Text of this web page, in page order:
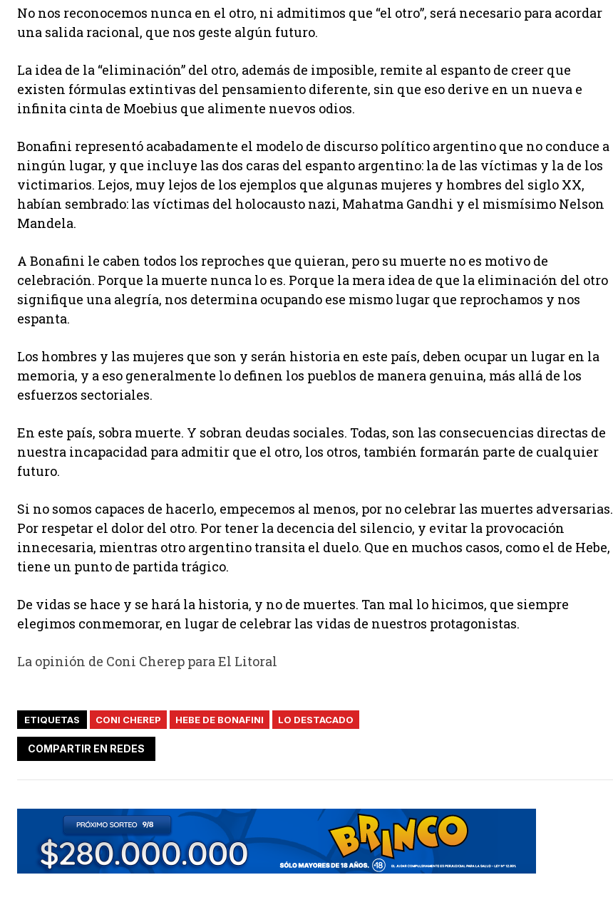
No nos reconocemos nunca en el otro, ni admitimos que “el otro”, será necesario para acordar
una salida racional, que nos geste algún futuro.
La idea de la “eliminación” del otro, además de imposible, remite al espanto de creer que
existen fórmulas extintivas del pensamiento diferente, sin que eso derive en un nueva e
infinita cinta de Moebius que alimente nuevos odios.
Bonafini representó acabadamente el modelo de discurso político argentino que no conduce a
ningún lugar, y que incluye las dos caras del espanto argentino: la de las víctimas y la de los
victimarios. Lejos, muy lejos de los ejemplos que algunas mujeres y hombres del siglo XX,
habían sembrado: las víctimas del holocausto nazi, Mahatma Gandhi y el mismísimo Nelson
Mandela.
A Bonafini le caben todos los reproches que quieran, pero su muerte no es motivo de
celebración. Porque la muerte nunca lo es. Porque la mera idea de que la eliminación del otro
signifique una alegría, nos determina ocupando ese mismo lugar que reprochamos y nos
espanta.
Los hombres y las mujeres que son y serán historia en este país, deben ocupar un lugar en la
memoria, y a eso generalmente lo definen los pueblos de manera genuina, más allá de los
esfuerzos sectoriales.
En este país, sobra muerte. Y sobran deudas sociales. Todas, son las consecuencias directas de
nuestra incapacidad para admitir que el otro, los otros, también formarán parte de cualquier
futuro.
Si no somos capaces de hacerlo, empecemos al menos, por no celebrar las muertes adversarias.
Por respetar el dolor del otro. Por tener la decencia del silencio, y evitar la provocación
innecesaria, mientras otro argentino transita el duelo. Que en muchos casos, como el de Hebe,
tiene un punto de partida trágico.
De vidas se hace y se hará la historia, y no de muertes. Tan mal lo hicimos, que siempre
elegimos conmemorar, en lugar de celebrar las vidas de nuestros protagonistas.
La opinión de Coni Cherep para El Litoral
ETIQUETAS CONI CHEREP HEBE DE BONAFINI LO DESTACADO
COMPARTIR EN REDES